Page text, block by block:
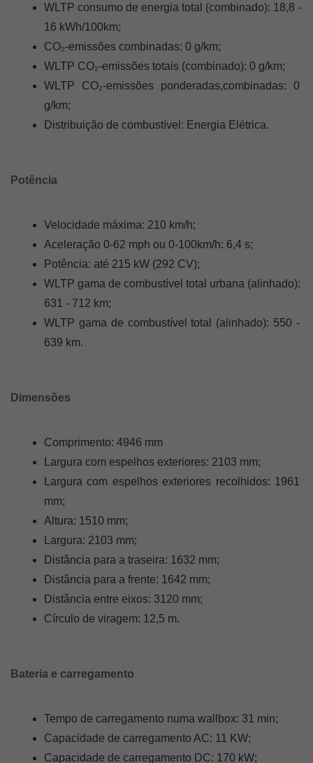
WLTP consumo de energia total (combinado): 18,8 -
16 kWh/100km;
CO₂-emissões combinadas: 0 g/km;
WLTP CO₂-emissões totais (combinado): 0 g/km;
WLTP CO₂-emissões ponderadas,combinadas: 0
g/km;
Distribuição de combustível: Energia Elétrica.
Potência
Velocidade máxima: 210 km/h;
Aceleração 0-62 mph ou 0-100km/h: 6,4 s;
Potência: até 215 kW (292 CV);
WLTP gama de combustível total urbana (alinhado):
631 - 712 km;
WLTP gama de combustível total (alinhado): 550 -
639 km.
Dimensões
Comprimento: 4946 mm
Largura com espelhos exteriores: 2103 mm;
Largura com espelhos exteriores recolhidos: 1961
mm;
Altura: 1510 mm;
Largura: 2103 mm;
Distância para a traseira: 1632 mm;
Distância para a frente: 1642 mm;
Distância entre eixos: 3120 mm;
Círculo de viragem: 12,5 m.
Bateria e carregamento
Tempo de carregamento numa wallbox: 31 min;
Capacidade de carregamento AC: 11 KW;
Capacidade de carregamento DC: 170 kW;